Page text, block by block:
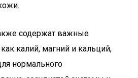
содержат важные
калий, магний и кальций,
нормального